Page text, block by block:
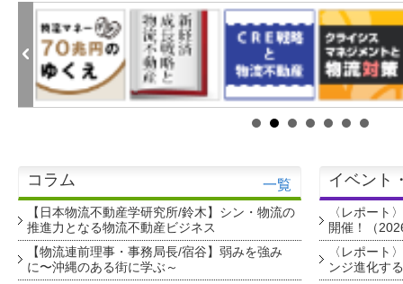
コラム 一覧
【日本物流不動産学研究所/鈴木】シン・物流の
推進力となる物流不動産ビジネス
【物流連前理事・事務局長/宿谷】弱みを強み
に〜沖縄のある街に学ぶ～
イベント
〈レポート
開催！（
〈レポート
ンジ進化す